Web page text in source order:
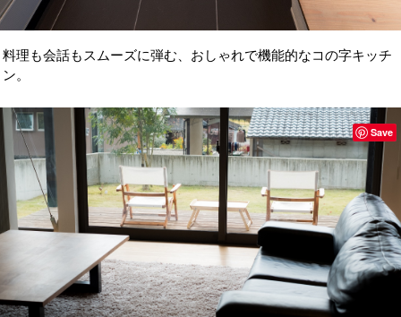
料理も会話もスムーズに弾む、おしゃれで機能的なコの字キッチ
ン。
Save